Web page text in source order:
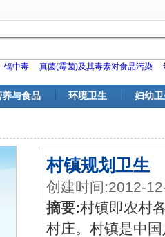
镉中毒 真菌(霉菌)及其毒素对食品污染
养与食品 环境卫生 妇幼
村镇规划卫生
创建时间:2012-
摘要:村镇即农村
村庄。村镇是中